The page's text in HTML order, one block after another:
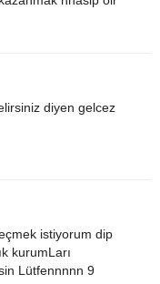
diyen gelcez
istiyorum dip
kurumLarı
Lütfennnnn 9